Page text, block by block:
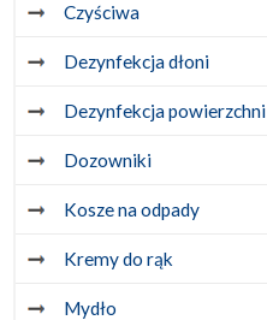
Czyściwa
Dezynfekcja dłoni
Dezynfekcja powierzchni
Dozowniki
Kosze na odpady
Kremy do rąk
Mydło